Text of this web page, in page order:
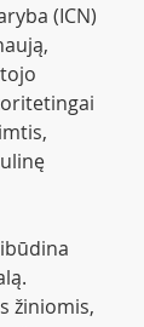
(ICN)
žiniomis,